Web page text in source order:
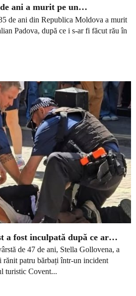
ani a murit pe un…
de ani din Republica Moldova a murit
Padova, după ce i s-ar fi făcut rău în
a fost inculpată după ce ar…
de 47 de ani, Stella Gollovena, a
rănit patru bărbați într-un incident
turistic Covent...